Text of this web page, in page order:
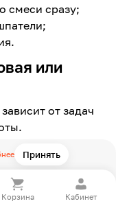
смеси сразу;
или
от задач
кто:
толстым
Корзина Кабинет
Принять